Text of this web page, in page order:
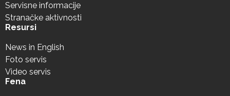
Servisne informacije
Stranačke aktivnosti
Resursi
News in English
Foto servis
Video servis
Fena